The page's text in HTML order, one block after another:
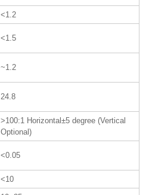
<1.2
<1.5
~1.2
24.8
>100:1 Horizontal±5 degree (Vertical
Optional)
<0.05
<10